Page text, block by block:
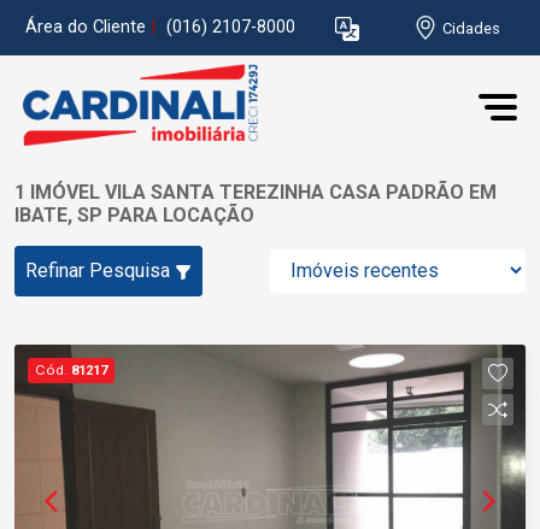
Área do Cliente (016) 2107-8000 Cidades
1 IMÓVEL VILA SANTA TEREZINHA CASA PADRÃO EM
IBATE, SP PARA LOCAÇÃO
Refinar Pesquisa
Cód. 81217